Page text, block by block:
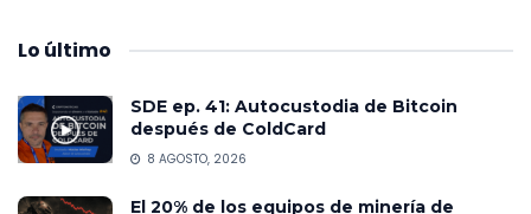
Lo último
SDE ep. 41: Autocustodia de Bitcoin
después de ColdCard
8 AGOSTO, 2026
El 20% de los equipos de minería de